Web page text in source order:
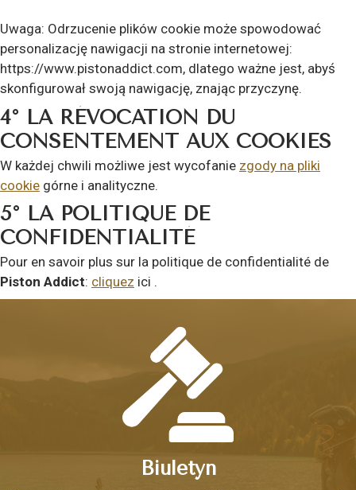
Uwaga: Odrzucenie plików cookie może spowodować
personalizację nawigacji na stronie internetowej:
https://www.pistonaddict.com, dlatego ważne jest, abyś
skonfigurował swoją nawigację, znając przyczynę.
4° LA RÉVOCATION DU
CONSENTEMENT AUX COOKIES
W każdej chwili możliwe jest wycofanie zgody na pliki
cookie górne i analityczne.
5° LA POLITIQUE DE
CONFIDENTIALITÉ
Pour en savoir plus sur la politique de confidentialité de
Piston Addict: cliquez ici .
Biuletyn